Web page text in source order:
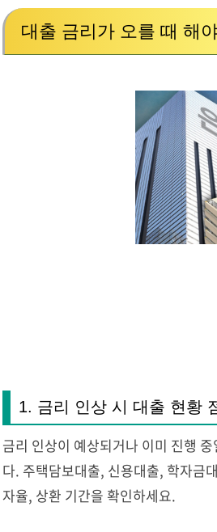
대출 금리가 오를 때 해
1. 금리 인상 시 대출 현황
금리 인상이 예상되거나 이미 진행
다. 주택담보대출, 신용대출, 학자금
자율, 상환 기간을 확인하세요.